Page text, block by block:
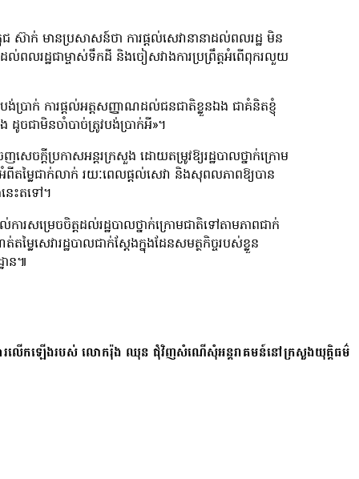
ក់ មានប្រសាសន៍ថា ការផ្ដល់សេវានានាដល់ពលរដ្ឋ មិន
ល់ពលរដ្ឋជាម្ចាស់ទឹកដី និងចៀសវាងការប្រព្រឹត្តអំពើពុករលួយ
ប្រាក់ ការផ្ដល់អត្តសញ្ញាណដល់ជនជាតិខ្លួនឯង ជាគំនិតខ្ញុំ
ចជាមិនចាំបាច់ត្រូវបង់ប្រាក់អី»។
េចក្ដីប្រកាសអន្តរក្រសួង ដោយតម្រូវឱ្យរដ្ឋបាលថ្នាក់ក្រោម
តម្លៃជាក់លាក់ រយៈពេលផ្តល់សេវា និងសុពលភាពឱ្យបាន
េះតទៅ។
រសម្រេចចិត្តដល់រដ្ឋបាលថ្នាក់ក្រោមជាតិទៅតាមភាពជាក់
ៃសេវារដ្ឋបាលជាក់ស្តែងក្នុងដែនសមត្ថកិច្ចរបស់ខ្លួន
ាន៕
រលើកឡើងរបស់ លោករ៉ុង ឈុន ជុំវិញសំណើសុំអន្តរាគមន៍នៅក្រសួងយុត្តិធម៌